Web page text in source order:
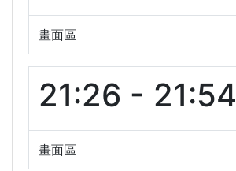
畫面區
21:26 - 21:54
畫面區